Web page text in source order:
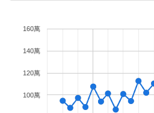
100萬
120萬
140萬
160萬